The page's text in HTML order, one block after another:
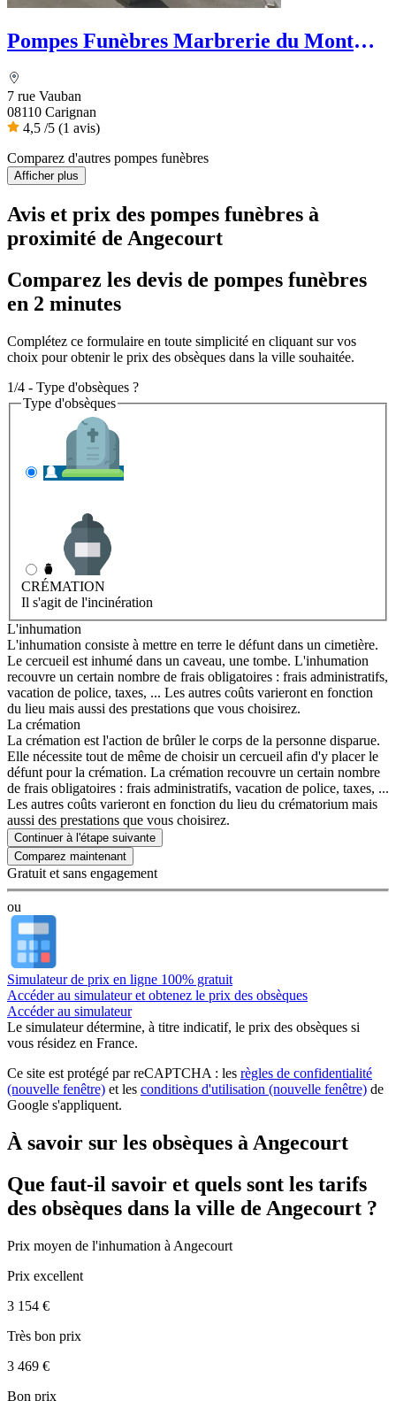
Pompes Funèbres Marbrerie du Mont
7 rue Vauban
08110 Carignan
4,5 /5 (1 avis)
Comparez d'autres pompes funèbres
Afficher plus
Avis et prix des pompes funèbres à
proximité de Angecourt
Comparez les devis de pompes funèbres
en 2 minutes
Complétez ce formulaire en toute simplicité en cliquant sur vos
choix pour obtenir le prix des obsèques dans la ville souhaitée.
1/4 - Type d'obsèques ?
Type d'obsèques
CRÉMATION
Il s'agit de l'incinération
L'inhumation
L'inhumation consiste à mettre en terre le défunt dans un cimetière.
Le cercueil est inhumé dans un caveau, une tombe. L'inhumation
recouvre un certain nombre de frais obligatoires : frais administratifs,
vacation de police, taxes, ... Les autres coûts varieront en fonction
du lieu mais aussi des prestations que vous choisirez.
La crémation
La crémation est l'action de brûler le corps de la personne disparue.
Elle nécessite tout de même de choisir un cercueil afin d'y placer le
défunt pour la crémation. La crémation recouvre un certain nombre
de frais obligatoires : frais administratifs, vacation de police, taxes, ...
Les autres coûts varieront en fonction du lieu du crématorium mais
aussi des prestations que vous choisirez.
Continuer à l'étape suivante
Gratuit et sans engagement
ou
Simulateur de prix en ligne 100% gratuit
Accéder au simulateur et obtenez le prix des obsèques
Accéder au simulateur
Le simulateurdétermine, à titre indicatif, le prix des obsèques si
vous résidez en France.
Ce site est protégé par reCAPTCHA : les règles de confidentialité
(nouvelle fenêtre) et les conditions d'utilisation (nouvelle fenêtre) de
Google s'appliquent.
À savoir sur les obsèques à Angecourt
Que faut-il savoir et quels sont les tarifs
des obsèques dans la ville de Angecourt ?
Prix moyen de l'inhumation à Angecourt
Prix excellent
3 154 €
Très bon prix
3 469 €
Bon prix